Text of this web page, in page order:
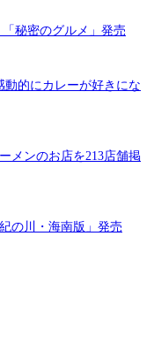
秘密のグルメ」発売
動的にカレーが好きにな
メンのお店を213店舗掲
の川・海南版」発売